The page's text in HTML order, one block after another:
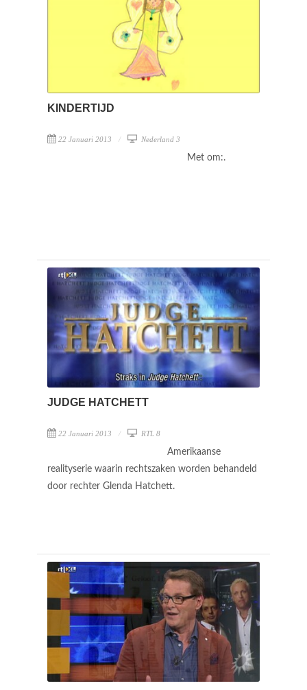
KINDERTIJD
22 Januari 2013 Nederland 3
Met om:.
JUDGE HATCHETT
22 Januari 2013 RTL 8
Amerikaanse
realityserie waarin rechtszaken worden behandeld
door rechter Glenda Hatchett.